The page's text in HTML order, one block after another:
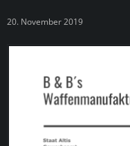
20. November 2019